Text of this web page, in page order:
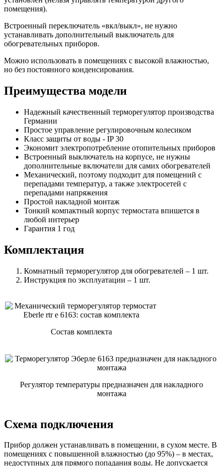
помещения).
Встроенный переключатель «вкл/выкл», не нужно
устанавливать дополнительный выключатель для
обогревательных приборов.
Можно использовать в помещениях с высокой влажностью,
но без постоянного конденсирования.
Преимущества модели
Надежный качественный терморегулятор производства
Германии
Простое управление регулировочным колесиком
Класс защиты от воды - IP 30
Экономит электропотребление отопительных приборов
Встроенный выключатель на корпусе, не нужны
дополнительные включатели для самих обогревателей
Механический, поэтому подходит для помещений с
перепадами температур, а также электросетей с
перепадами напряжения
Простой накладной монтаж
Тонкий компактный корпус термостата впишется в
любой интерьер
Гарантия 1 год
Комплектация
Комнатный терморегулятор для обогревателей – 1 шт.
Инструкция по эксплуатации – 1 шт.
Состав комплекта
Регулятор температуры предназначен для накладного
монтажа
Схема подключения
Прибор должен устанавливать в помещении, в сухом месте. В
помещениях с повышенной влажностью (до 95%) – в местах,
недоступных для прямого попадания воды. Не допускается